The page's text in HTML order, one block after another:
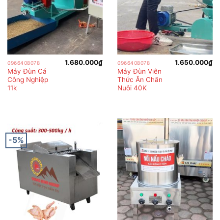
0966408078
Máy Đùn Cá
Công Nghiệp
11k
1.680.000₫ 0966408078
Máy Đùn Viên
Thức Ăn Chăn
Nuôi 40K
1.650.000₫
-5%